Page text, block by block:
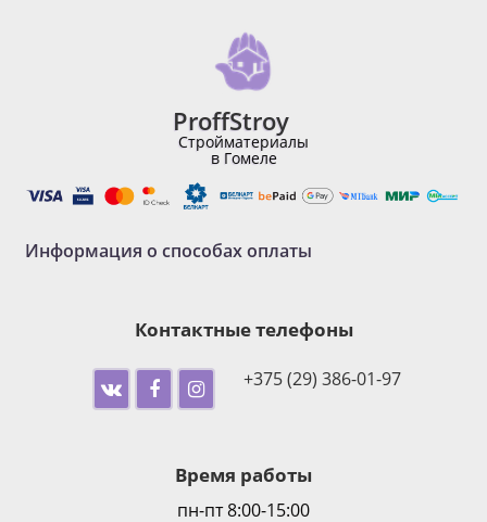
ProffStroy
Стройматериалы
в Гомеле
Информация о способах оплаты
Контактные телефоны
+375 (29) 386-01-97
Время работы
пн-пт 8:00-15:00